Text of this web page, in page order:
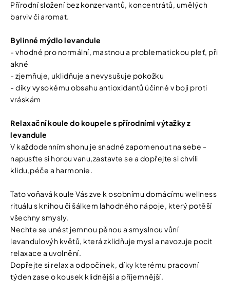
Přírodní složení bez konzervantů, koncentrátů, umělých
barviv či aromat.
Bylinné mýdlo levandule
- vhodné pro normální, mastnou a problematickou pleť, při
akné
- zjemňuje, uklidňuje a nevysušuje pokožku
- díky vysokému obsahu antioxidantů účinné v boji proti
vráskám
Relaxační koule do koupele s přírodními výtažky z
levandule
V každodenním shonu je snadné zapomenout na sebe -
napusťte si horou vanu,zastavte se a dopřejte si chvíli
klidu,péče a harmonie.
Tato voňavá koule Vás zve k osobnímu domácímu wellness
rituálu s knihou či šálkem lahodného nápoje, který potěší
všechny smysly.
Nechte se unést jemnou pěnou a smyslnou vůní
levandulovýh květů, která zklidňuje mysl a navozuje pocit
relaxace a uvolnění.
Dopřejte si relax a odpočinek, díky kterému pracovní
týden zase o kousek klidnější a příjemnější.